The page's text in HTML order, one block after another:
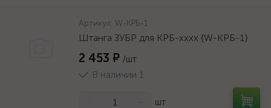
Артикул: W-КРБ-1
Штанга ЗУБР для КРБ-хххх {W-КРБ-1}
2 453 ₽ /шт
В наличии 1
шт